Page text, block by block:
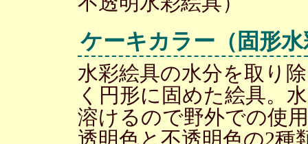
ケーキカラー（固形
水彩絵具の水分を取り
く円形に固めた絵具。
溶けるので野外での使